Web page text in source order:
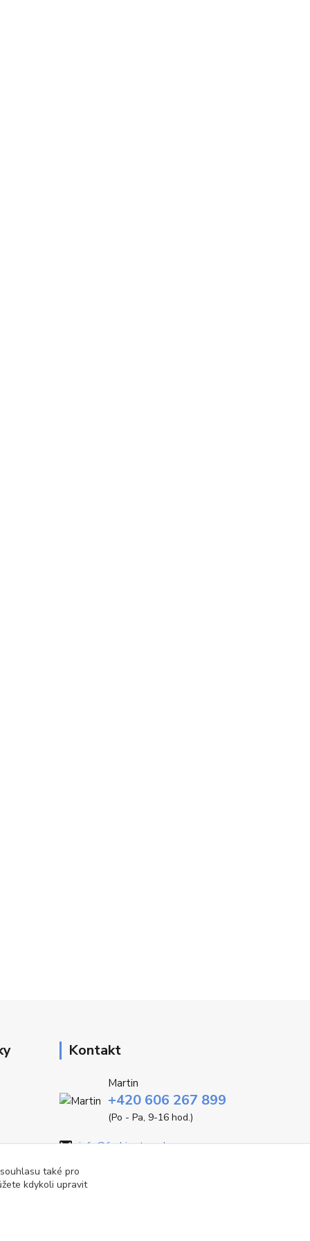
Kontakt
Martin
+420 606 267 899
(Po - Pa, 9-16 hod.)
info@fashiontrend.cz
také pro
kdykoli upravit